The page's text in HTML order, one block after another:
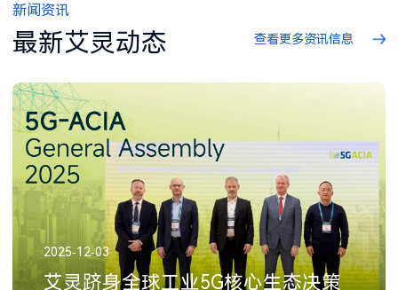
新闻资讯
最新艾灵动态 查看更多资讯信息
2025-12-03
艾灵跻身全球工业5G核心生态决策